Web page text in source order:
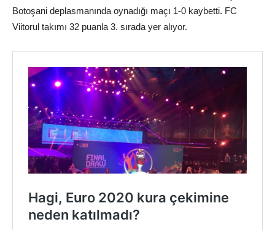
Botoşani deplasmanında oynadığı maçı 1-0 kaybetti. FC
Viitorul takımı 32 puanla 3. sırada yer alıyor.